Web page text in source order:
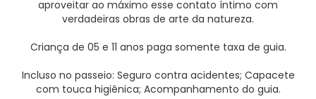
aproveitar ao máximo esse contato íntimo com
verdadeiras obras de arte da natureza.
Criança de 05 e 11 anos paga somente taxa de guia.
Incluso no passeio: Seguro contra acidentes; Capacete
com touca higiênica; Acompanhamento do guia.